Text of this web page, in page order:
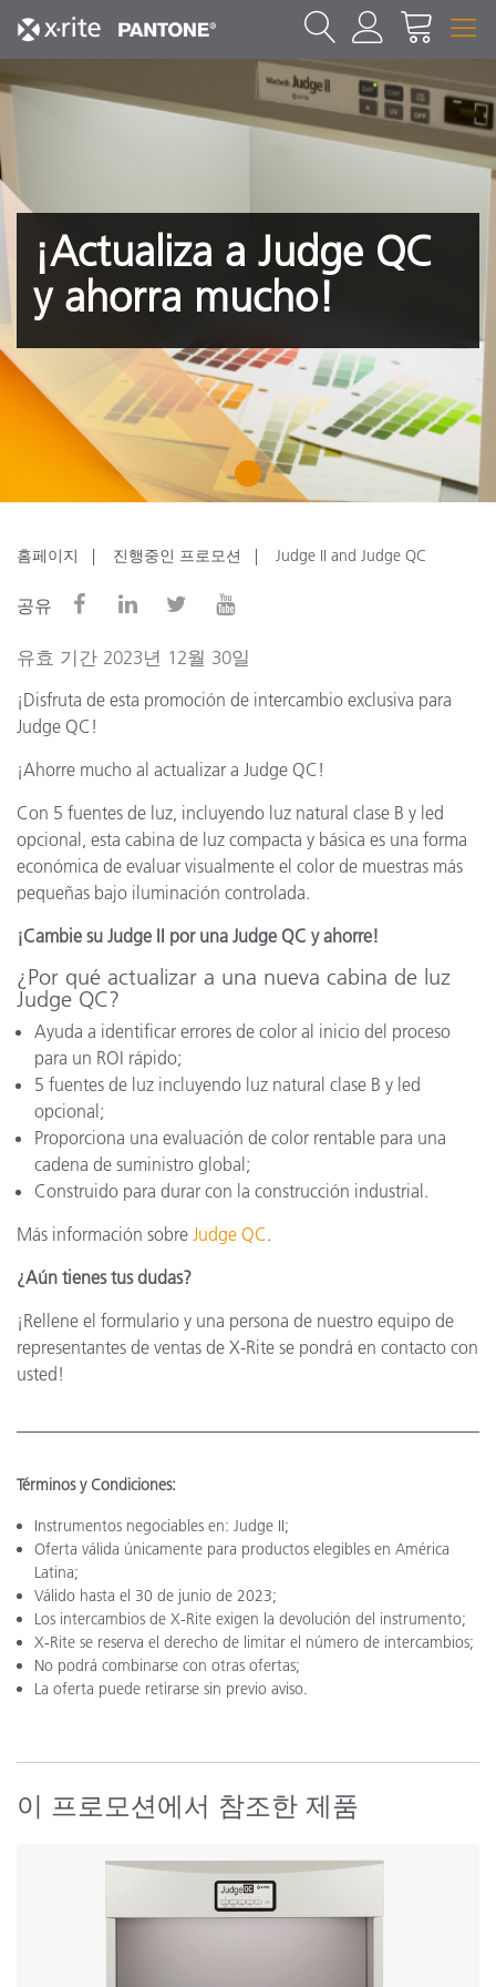
¡Actualiza a Judge QC
y ahorra mucho!
1
홈페이지 진행중인 프로모션 Judge II and Judge QC
공유
유효 기간 2023년 12월 30일
¡Disfruta de esta promoción de intercambio exclusiva para
Judge QC!
¡Ahorre mucho al actualizar a Judge QC!
Con 5 fuentes de luz, incluyendo luz natural clase B y led
opcional, esta cabina de luz compacta y básica es una forma
económica de evaluar visualmente el color de muestras más
pequeñas bajo iluminación controlada.
¡Cambie su Judge II por una Judge QC y ahorre!
¿Por qué actualizar a una nueva cabina de luz
Judge QC?
Ayuda a identificar errores de color al inicio del proceso
para un ROI rápido;
5 fuentes de luz incluyendo luz natural clase B y led
opcional;
Proporciona una evaluación de color rentable para una
cadena de suministro global;
Construido para durar con la construcción industrial.
Más información sobre Judge QC.
¿Aún tienes tus dudas?
¡Rellene el formulario y una persona de nuestro equipo de
representantes de ventas de X-Rite se pondrá en contacto con
usted!
Términos y Condiciones:
Instrumentos negociables en: Judge II;
Oferta válida únicamente para productos elegibles en América
Latina;
Válido hasta el 30 de junio de 2023;
Los intercambios de X-Rite exigen la devolución del instrumento;
X-Rite se reserva el derecho de limitar el número de intercambios;
No podrá combinarse con otras ofertas;
La oferta puede retirarse sin previo aviso.
이 프로모션에서 참조한 제품